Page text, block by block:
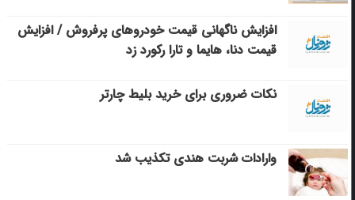
افزایش ناگهانی قیمت خودروهای پرفروش / افزایش
قیمت دنا، هایما و تارا رکورد زد
نکات ضروری برای خرید بلیط چارتر
وارادات شربت هندی تکذیب شد